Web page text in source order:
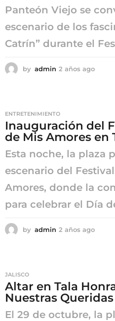
Panteón Viejo se
escenario de los
Catrín” durante el
by admin 2 años ago
g
o
ENTRETENIMIENTO
Inauguración del
de Mis Amores en
Esta noche, la plaza
escenario del
Amores, donde la
para celebrar el Día
by admin 2 años ago
g
o
JALISCO
Altar en Tala
Nuestras
El 29 de octubre, la